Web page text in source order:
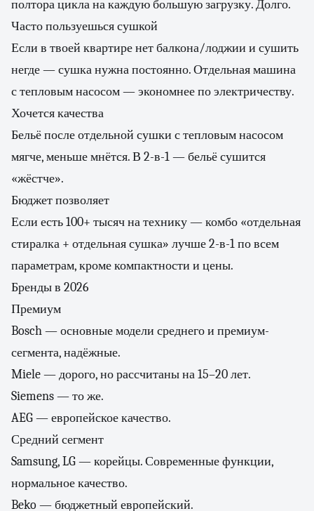
полтора цикла на каждую большую загрузку. Долго.
Часто пользуешься сушкой
Если в твоей квартире нет балкона/лоджии и сушить
негде — сушка нужна постоянно. Отдельная машина
с тепловым насосом — экономнее по электричеству.
Хочется качества
Бельё после отдельной сушки с тепловым насосом
мягче, меньше мнётся. В 2-в-1 — бельё сушится
«жёстче».
Бюджет позволяет
Если есть 100+ тысяч на технику — комбо «отдельная
стиралка + отдельная сушка» лучше 2-в-1 по всем
параметрам, кроме компактности и цены.
Бренды в 2026
Премиум
Bosch — основные модели среднего и премиум-
сегмента, надёжные.
Miele — дорого, но рассчитаны на 15–20 лет.
Siemens — то же.
AEG — европейское качество.
Средний сегмент
Samsung, LG — корейцы. Современные функции,
нормальное качество.
Beko — бюджетный европейский.